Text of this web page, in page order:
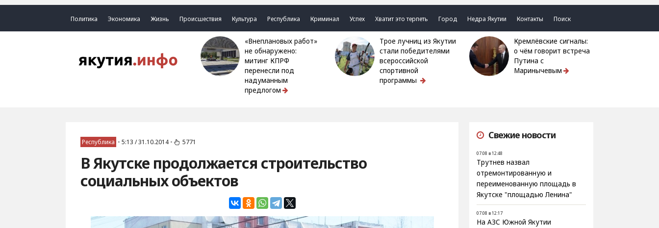
Политика Экономика Жизнь Происшествия Культура Республика Криминал Успех Хватит это терпеть Город Недра Якутии Контакты Поиск
«Внеплановых работ»
не обнаружено:
митинг КПРФ
перенесли под
надуманным
предлогом
Трое лучниц из Якутии
стали победителями
всероссийской
спортивной
программы
Кремлёвские сигналы:
о чём говорит встреча
Путина с
Маринычевым
Республика • 5:13 / 31.10.2014 • 5771
В Якутске продолжается строительство
социальных объектов
Свежие новости
07.08 в 12:48
Трутнев назвал
отремонтированную и
переименованную площадь в
Якутске "площадью Ленина"
07.08 в 12:17
На АЗС Южной Якутии